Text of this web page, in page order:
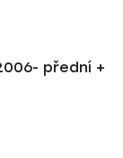
přední +